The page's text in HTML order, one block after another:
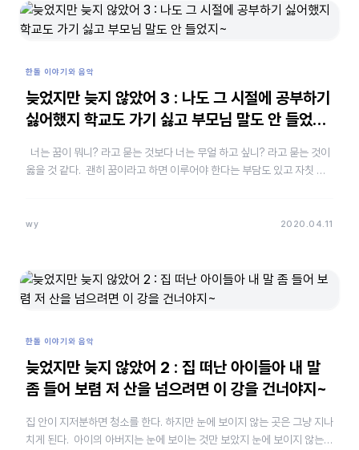
한돌 이야기와 음악
늦었지만 늦지 않았어 3 : 나도 그 시절에 공부하기
싫어했지 학교도 가기 싫고 부모님 말도 안 들었지
너는 꿈이 뭐니? 라고 묻는 것보다 너는 무얼 하고 싶니? 라고 묻는 것이
옳을 것 같다. 괜히 꿈이라고 하면 이루어야 한다는 부담도 있고 자칫 그
wy 2020.04.11
한돌 이야기와 음악
늦었지만 늦지 않았어 2 : 집 떠난 아이들아 내 말
좀 들어 보렴 저 산을 넘으려면 이 강을 건너야지~
집 안이 지저분하면 청소를 한다. 하지만 눈에 보이지 않는 곳은 그냥 지나
치게 된다. 아이의 아버지는 눈에 보이는 것만 보았지 눈에 보이지 않는